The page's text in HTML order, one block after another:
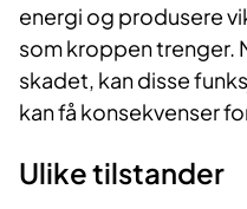
energi og produsere
som kroppen trenger.
skadet, kan disse
kan få konsekvenser
Ulike tilstander